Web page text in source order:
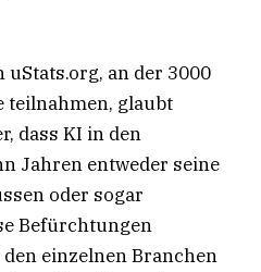
an der 3000
teilnahmen, glaubt
dass KI in den
Jahren entweder seine
oder sogar
Befürchtungen
einzelnen Branchen